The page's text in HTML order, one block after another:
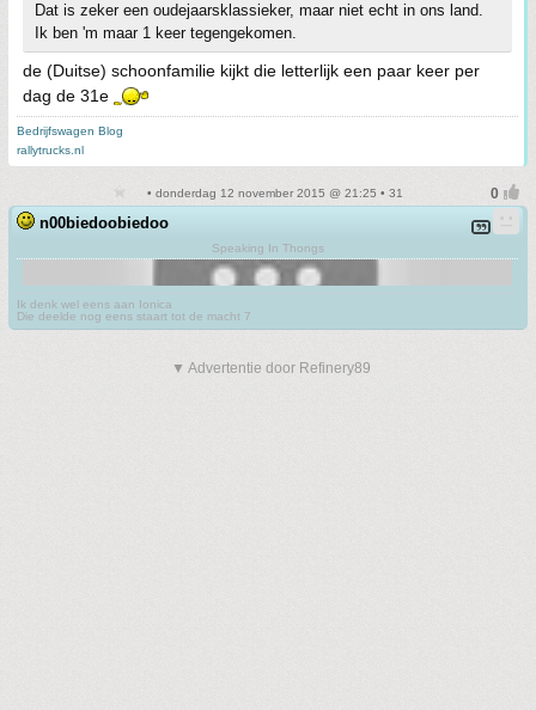
Dat is zeker een oudejaarsklassieker, maar niet echt in ons land.
Ik ben 'm maar 1 keer tegengekomen.
de (Duitse) schoonfamilie kijkt die letterlijk een paar keer per
dag de 31e
Bedrijfswagen Blog
rallytrucks.nl
• donderdag 12 november 2015 @ 21:25 • 31
n00biedoobiedoo
Speaking In Thongs
Ik denk wel eens aan Ionica
Die deelde nog eens staart tot de macht 7
▼ Advertentie door Refinery89